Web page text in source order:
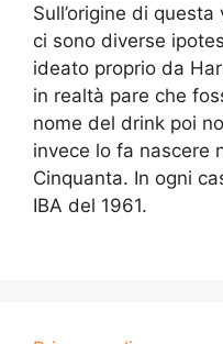
Sull’origine di
ci sono diverse
ideato proprio da
in realtà pare che
nome del drink poi
invece lo fa nascere
Cinquanta. In ogni
IBA del 1961.